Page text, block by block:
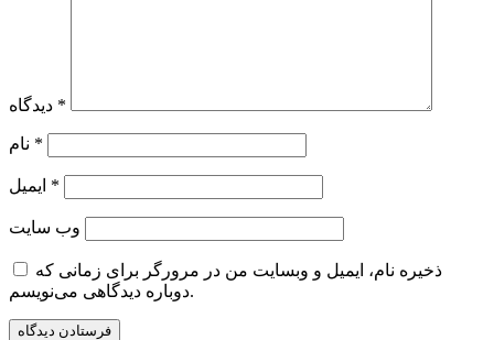
*
*
*
وب‌ سایت
ذخیره نام، ایمیل و وبسایت من در مرورگر برای زمانی که
دوباره دیدگاهی می‌نویسم.